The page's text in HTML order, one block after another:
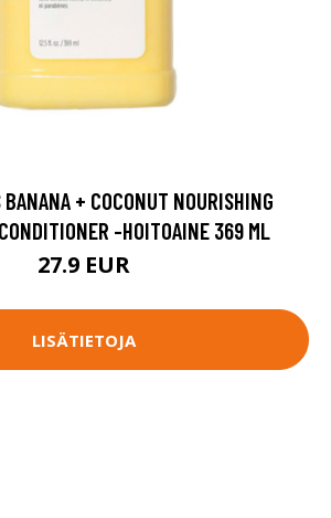
BANANA + COCONUT NOURISHING
-HOITOAINE 369 ML
27.9 EUR
LISÄTIETOJA